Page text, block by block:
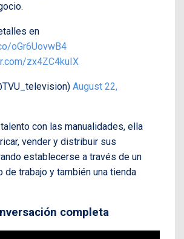
en
oGr6UovwB4
zx4ZC4kuIX
August 22,
con las manualidades, ella
vender y distribuir sus
establecerse a través de un
de trabajo y también una tienda
completa